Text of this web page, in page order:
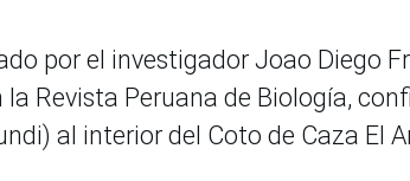
por el investigador Joao Diego
Revista Peruana de Biología,
al interior del Coto de Caza El